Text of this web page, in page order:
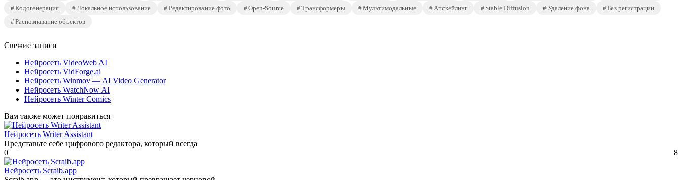
Кодогенерация
Локальное использование Редактирование фото Open-Source Трансформеры Мультимодальные Апскейлинг Stable Diffusion Удаление фона
Без регистрации
Распознавание объектов
Свежие записи
Нейросеть VideoWeb AI
Нейросеть VidForge.ai
Нейросеть Winmov — AI Video Generator
Нейросеть WatchNow AI
Нейросеть Winter Comics
Вам также может понравиться
Нейросеть Writer Assistant
Представьте себе цифрового редактора, который всегда
0
8
Нейросеть Scraib.app